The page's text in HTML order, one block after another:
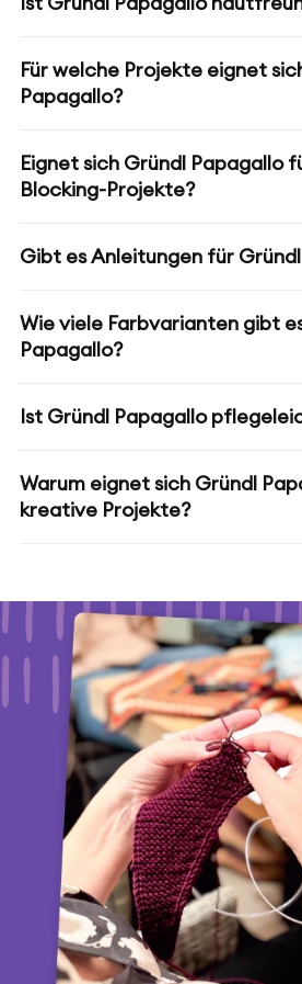
Für welche Projekte eignet
Papagallo?
Eignet sich Gründl Papagallo
Blocking-Projekte?
Gibt es Anleitungen für
Wie viele Farbvarianten gibt
Papagallo?
Ist Gründl Papagallo
Warum eignet sich Gründl
kreative Projekte?